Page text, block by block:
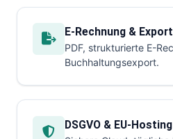
E-Rechnung & Export
PDF, strukturierte E-
Buchhaltungsexport.
DSGVO & EU-Hosting